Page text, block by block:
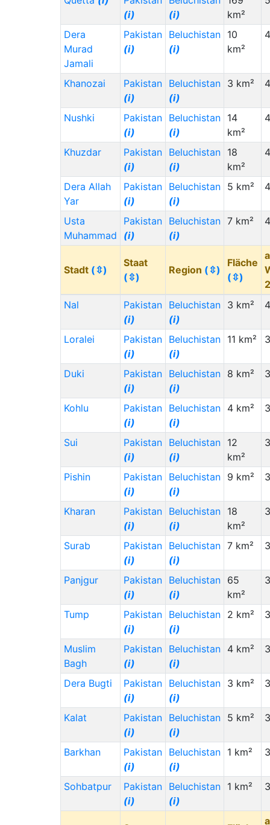
(i)
(i)
km²
Dera
Murad
Jamali
Pakistan
(i)
Beluchistan
(i)
10
km²
Khanozai
Pakistan
(i)
Beluchistan
(i)
3 km²
Nushki
Pakistan
(i)
Beluchistan
(i)
14
km²
Khuzdar
Pakistan
(i)
Beluchistan
(i)
18
km²
Dera Allah
Yar
Pakistan
(i)
Beluchistan
(i)
5 km²
Usta
Muhammad
Pakistan
(i)
Beluchistan
(i)
7 km²
Stadt (⇳)
Staat
(⇳)
Region (⇳)
Fläche
(⇳)
Nal
Pakistan
(i)
Beluchistan
(i)
3 km²
Loralei
Pakistan
(i)
Beluchistan
(i)
11 km²
Duki
Pakistan
(i)
Beluchistan
(i)
8 km²
Kohlu
Pakistan
(i)
Beluchistan
(i)
4 km²
Sui
Pakistan
(i)
Beluchistan
(i)
12
km²
Pishin
Pakistan
(i)
Beluchistan
(i)
9 km²
Kharan
Pakistan
(i)
Beluchistan
(i)
18
km²
Surab
Pakistan
(i)
Beluchistan
(i)
7 km²
Panjgur
Pakistan
(i)
Beluchistan
(i)
65
km²
Tump
Pakistan
(i)
Beluchistan
(i)
2 km²
Muslim
Bagh
Pakistan
(i)
Beluchistan
(i)
4 km²
Dera Bugti
Pakistan
(i)
Beluchistan
(i)
3 km²
Kalat
Pakistan
(i)
Beluchistan
(i)
5 km²
Barkhan
Pakistan
(i)
Beluchistan
(i)
1 km²
Sohbatpur
Pakistan
(i)
Beluchistan
(i)
1 km²